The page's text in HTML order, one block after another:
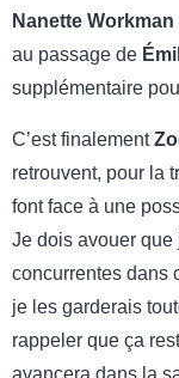
Nanette Workman
au passage de
supplémentaire
C’est finalement
retrouvent, pour la
font face à une
Je dois avouer
concurrentes dans
je les garderais
rappeler que ça
avancera dans la